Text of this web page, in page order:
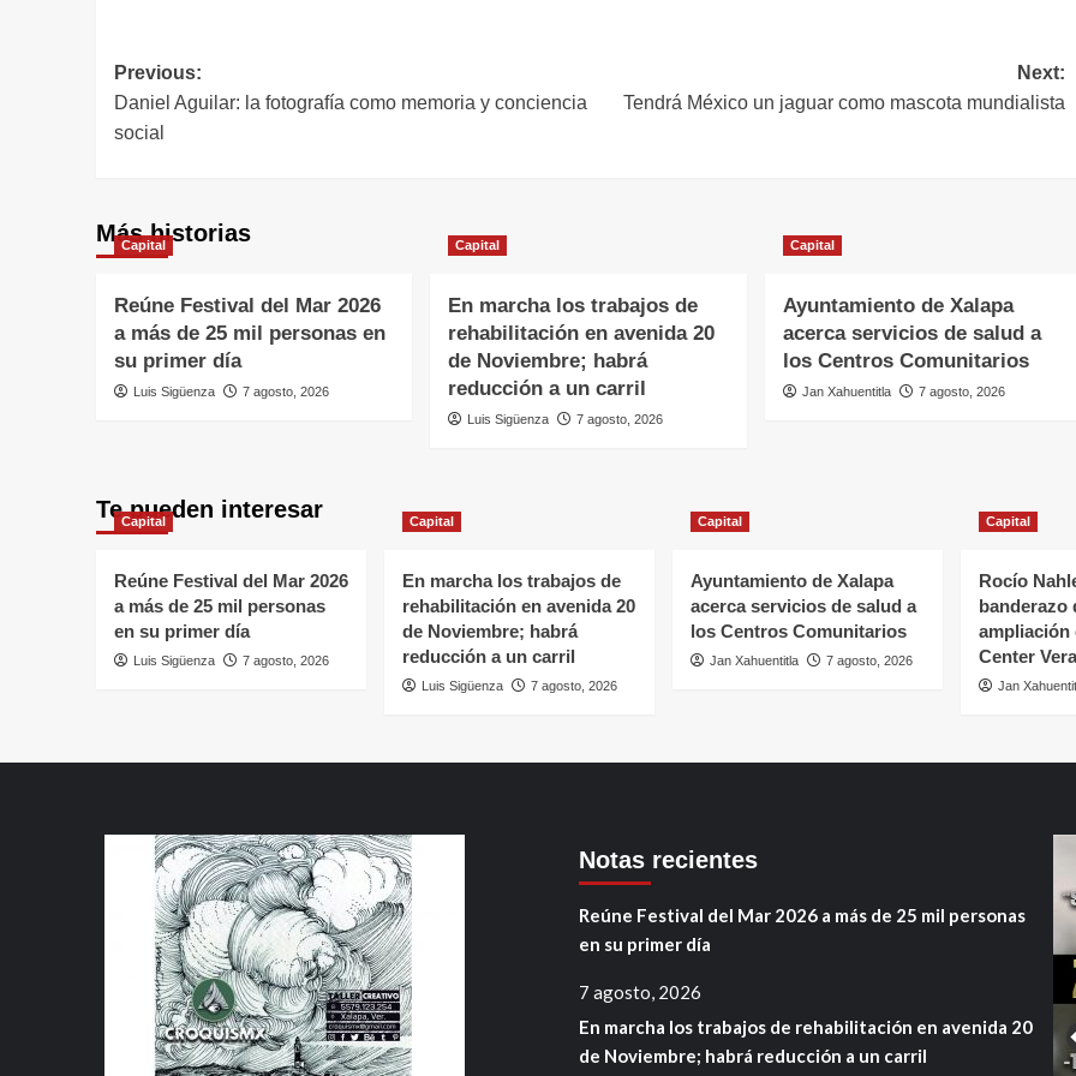
Previous:
Daniel Aguilar: la fotografía como memoria y conciencia
social
Next:
Tendrá México un jaguar como mascota mundialista
Más historias
Capital
Reúne Festival del Mar 2026
a más de 25 mil personas en
su primer día
Luis Sigüenza 7 agosto, 2026
Capital
En marcha los trabajos de
rehabilitación en avenida 20
de Noviembre; habrá
reducción a un carril
Luis Sigüenza 7 agosto, 2026
Capital
Ayuntamiento de Xalapa
acerca servicios de salud a
los Centros Comunitarios
Jan Xahuentitla 7 agosto, 2026
Te pueden interesar
Capital
Reúne Festival del Mar 2026
a más de 25 mil personas
en su primer día
Luis Sigüenza 7 agosto, 2026
Capital
En marcha los trabajos de
rehabilitación en avenida 20
de Noviembre; habrá
reducción a un carril
Luis Sigüenza 7 agosto, 2026
Capital
Ayuntamiento de Xalapa
acerca servicios de salud a
los Centros Comunitarios
Jan Xahuentitla 7 agosto, 2026
Capital
Rocío
banderazo
ampliación
Center
Jan
Notas recientes
Reúne Festival del Mar 2026 a más de 25 mil personas
en su primer día
7 agosto, 2026
En marcha los trabajos de rehabilitación en avenida 20
de Noviembre; habrá reducción a un carril